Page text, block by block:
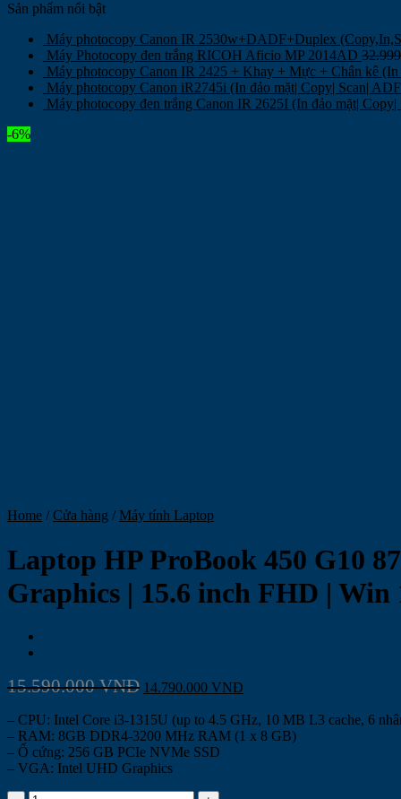
Sản phẩm nổi bật
Máy photocopy Canon IR 2530w+DADF+Duplex
Máy Photocopy đen trắng RICOH Aficio MP 2014AD
Máy photocopy Canon IR 2425 + Khay + Mực + Chân kê
Máy photocopy Canon iR2745i (In đảo mặt| Copy| Scan|
Máy photocopy đen trắng Canon IR 2625I (In đảo mặt|
-6%
Home / Cửa hàng / Máy tính Laptop
Laptop HP ProBook 450 G10
Graphics | 15.6 inch FHD | Win
15.590.000VNĐ 14.790.000 VNĐ
– CPU: Intel Core i3-1315U (up to 4.5 GHz, 10 MB L3 cache, 6
– RAM: 8GB DDR4-3200 MHz RAM (1 x 8 GB)
– Ổ cứng: 256 GB PCIe NVMe SSD
– VGA: Intel UHD Graphics